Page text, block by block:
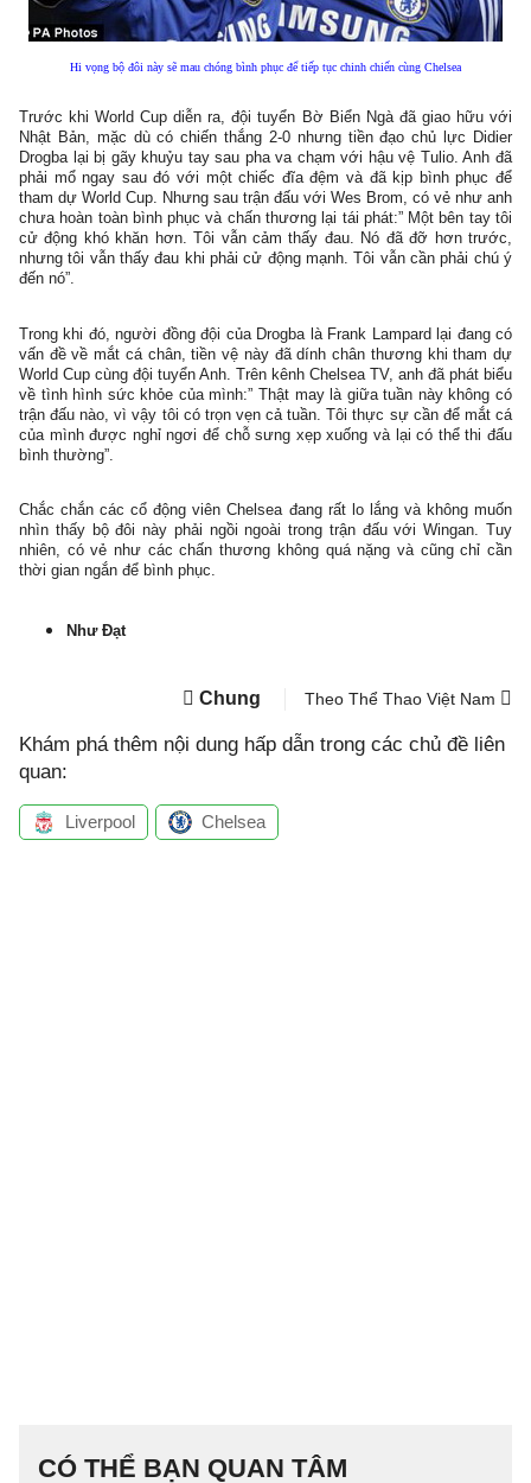
Hi vọng bộ đôi này sẽ mau chóng bình phục để tiếp tục chinh chiến cùng Chelsea
Trước khi World Cup diễn ra, đội tuyển Bờ Biển Ngà đã giao hữu với
Nhật Bản, mặc dù có chiến thắng 2-0 nhưng tiền đạo chủ lực Didier
Drogba lại bị gãy khuỷu tay sau pha va chạm với hậu vệ Tulio. Anh đã
phải mổ ngay sau đó với một chiếc đĩa đệm và đã kịp bình phục để
tham dự World Cup. Nhưng sau trận đấu với Wes Brom, có vẻ như anh
chưa hoàn toàn bình phục và chấn thương lại tái phát:” Một bên tay tôi
cử động khó khăn hơn. Tôi vẫn cảm thấy đau. Nó đã đỡ hơn trước,
nhưng tôi vẫn thấy đau khi phải cử động mạnh. Tôi vẫn cần phải chú ý
đến nó”.
Trong khi đó, người đồng đội của Drogba là Frank Lampard lại đang có
vấn đề về mắt cá chân, tiền vệ này đã dính chân thương khi tham dự
World Cup cùng đội tuyển Anh. Trên kênh Chelsea TV, anh đã phát biểu
về tình hình sức khỏe của mình:” Thật may là giữa tuần này không có
trận đấu nào, vì vậy tôi có trọn vẹn cả tuần. Tôi thực sự cần để mắt cá
của mình được nghỉ ngơi để chỗ sưng xẹp xuống và lại có thể thi đấu
bình thường”.
Chắc chắn các cổ động viên Chelsea đang rất lo lắng và không muốn
nhìn thấy bộ đôi này phải ngồi ngoài trong trận đấu với Wingan. Tuy
nhiên, có vẻ như các chấn thương không quá nặng và cũng chỉ cần
thời gian ngắn để bình phục.
Như Đạt
Chung Theo Thể Thao Việt Nam
Khám phá thêm nội dung hấp dẫn trong các chủ đề liên
quan:
Liverpool Chelsea
CÓ THỂ BẠN QUAN TÂM